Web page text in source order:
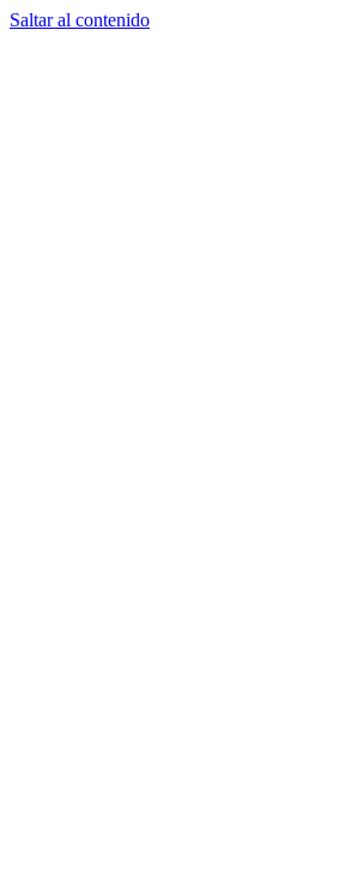
Saltar al contenido